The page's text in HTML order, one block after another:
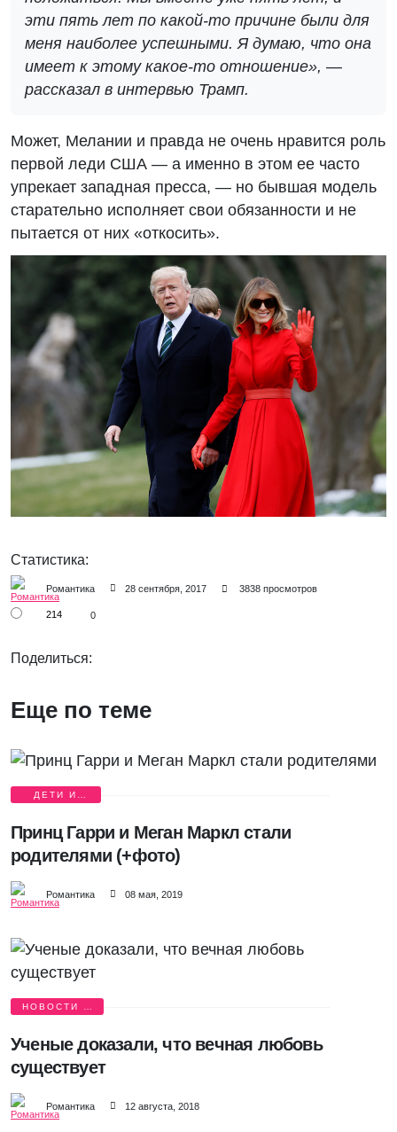
эти пять лет по какой-то причине были для
меня наиболее успешными. Я думаю, что она
имеет к этому какое-то отношение», —
рассказал в интервью Трамп.
Может, Мелании и правда не очень нравится роль
первой леди США — а именно в этом ее часто
упрекает западная пресса, — но бывшая модель
старательно исполняет свои обязанности и не
пытается от них «откосить».
Статистика:
Романтика 28 сентября, 2017 3838 просмотров
214 0
Поделиться:
Еще по теме
ДЕТИ И
Принц Гарри и Меган Маркл стали
родителями (+фото)
Романтика 08 мая, 2019
НОВОСТИ О
Ученые доказали, что вечная любовь
существует
Романтика 12 августа, 2018